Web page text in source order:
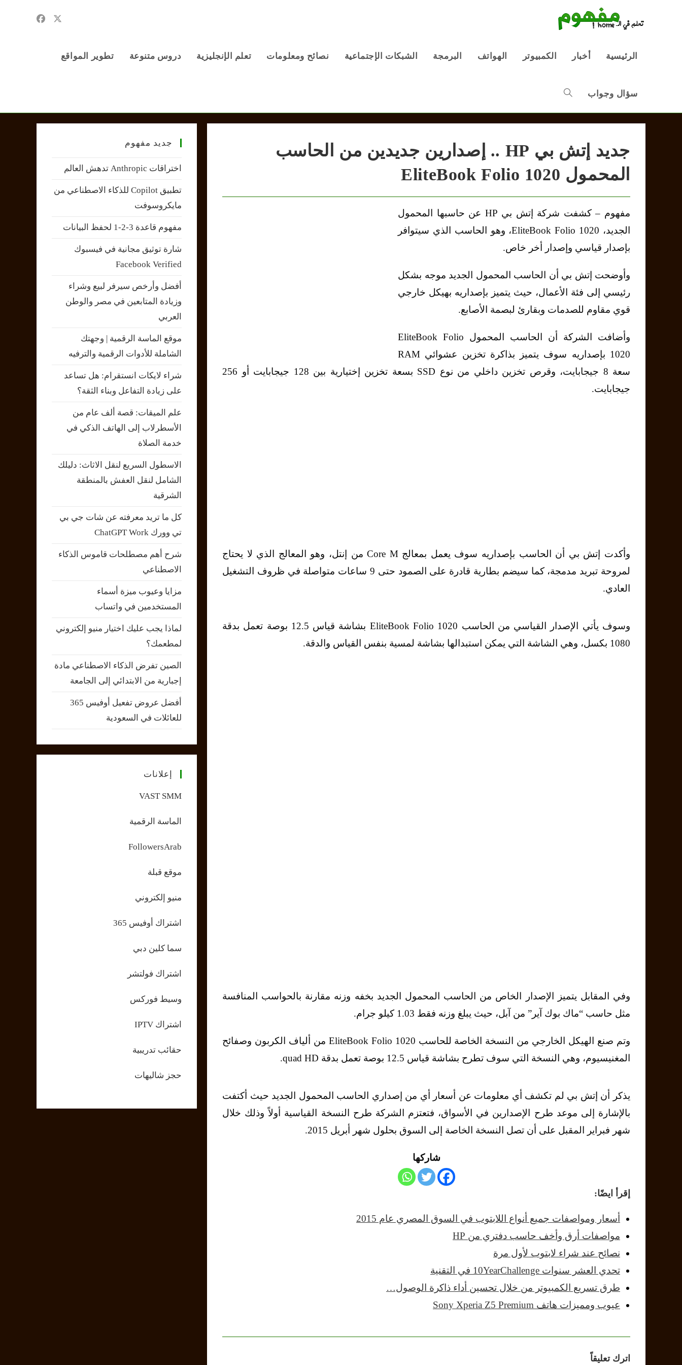
الرئيسية أخبار الكمبيوتر الهواتف البرمجة الشبكات الإجتماعية نصائح ومعلومات تعلم الإنجليزية دروس متنوعة تطوير المواقع
سؤال وجواب Toggle
search
جديد إتش بي HP .. إصدارين جديدين من الحاسب
المحمول EliteBook Folio 1020
مفهوم – كشفت شركة إتش بي HP عن حاسبها المحمول
الجديد، EliteBook Folio 1020، وهو الحاسب الذي سيتوافر
بإصدار قياسي وإصدار أخر خاص.
وأوضحت إتش بي أن الحاسب المحمول الجديد موجه بشكل
رئيسي إلى فئة الأعمال، حيث يتميز بإصداريه بهيكل خارجي
قوي مقاوم للصدمات وبقارئ لبصمة الأصابع.
وأضافت الشركة أن الحاسب المحمول EliteBook Folio
1020 بإصداريه سوف يتميز بذاكرة تخزين عشوائي RAM
سعة 8 جيجابايت، وقرص تخزين داخلي من نوع SSD بسعة تخزين إختيارية بين 128 جيجابايت أو 256
جيجابايت.
وأكدت إتش بي أن الحاسب بإصداريه سوف يعمل بمعالج Core M من إنتل، وهو المعالج الذي لا يحتاج
لمروحة تبريد مدمجة، كما سيضم بطارية قادرة على الصمود حتى 9 ساعات متواصلة في ظروف التشغيل
العادي.
وسوف يأتي الإصدار القياسي من الحاسب EliteBook Folio 1020 بشاشة قياس 12.5 بوصة تعمل بدقة
1080 بكسل، وهي الشاشة التي يمكن استبدالها بشاشة لمسية بنفس القياس والدقة.
وفي المقابل يتميز الإصدار الخاص من الحاسب المحمول الجديد بخفه وزنه مقارنة بالحواسب المنافسة
مثل حاسب “ماك بوك آير” من آبل، حيث يبلغ وزنه فقط 1.03 كيلو جرام.
وتم صنع الهيكل الخارجي من النسخة الخاصة للحاسب EliteBook Folio 1020 من ألياف الكربون وصفائح
المغنيسيوم، وهي النسخة التي سوف تطرح بشاشة قياس 12.5 بوصة تعمل بدقة quad HD.
يذكر أن إتش بي لم تكشف أي معلومات عن أسعار أي من إصداري الحاسب المحمول الجديد حيث أكتفت
بالإشارة إلى موعد طرح الإصدارين في الأسواق، فتعتزم الشركة طرح النسخة القياسية أولاً وذلك خلال
شهر فبراير المقبل على أن تصل النسخة الخاصة إلى السوق بحلول شهر أبريل 2015.
شاركها
إقرأ ايضًا:
أسعار ومواصفات جميع أنواع اللابتوب في السوق المصري عام 2015
مواصفات أرق وأخف حاسب دفتري من HP
نصائح عند شراء لابتوب لأول مرة
تحدي العشر سنوات 10YearChallenge في التقنية
طرق تسريع الكمبيوتر من خلال تحسين أداء ذاكرة الوصول…
عيوب ومميزات هاتف Sony Xperia Z5 Premium
اترك تعليقاً
جديد مفهوم
اختراقات Anthropic تدهش العالم
تطبيق Copilot للذكاء الاصطناعي من
مايكروسوفت
مفهوم قاعدة 3-2-1 لحفظ البيانات
شارة توثيق مجانية في فيسبوك
Facebook Verified
أفضل وأرخص سيرفر لبيع وشراء
وزيادة المتابعين في مصر والوطن
العربي
موقع الماسة الرقمية | وجهتك
الشاملة للأدوات الرقمية والترفيه
شراء لايكات انستقرام: هل تساعد
على زيادة التفاعل وبناء الثقة؟
علم الميقات: قصة ألف عام من
الأسطرلاب إلى الهاتف الذكي في
خدمة الصلاة
الاسطول السريع لنقل الاثاث: دليلك
الشامل لنقل العفش بالمنطقة
الشرقية
كل ما تريد معرفته عن شات جي بي
تي وورك ChatGPT Work
شرح أهم مصطلحات قاموس الذكاء
الاصطناعي
مزايا وعيوب ميزة أسماء
المستخدمين في واتساب
لماذا يجب عليك اختيار منيو إلكتروني
لمطعمك؟
الصين تفرض الذكاء الاصطناعي مادة
إجبارية من الابتدائي إلى الجامعة
أفضل عروض تفعيل أوفيس 365
للعائلات في السعودية
إعلانات
VAST SMM
الماسة الرقمية
FollowersArab
موقع قبلة
منيو إلكتروني
اشتراك أوفيس 365
سما كلين دبي
اشتراك فولتشر
وسيط فوركس
اشتراك IPTV
حقائب تدريبية
حجز شاليهات